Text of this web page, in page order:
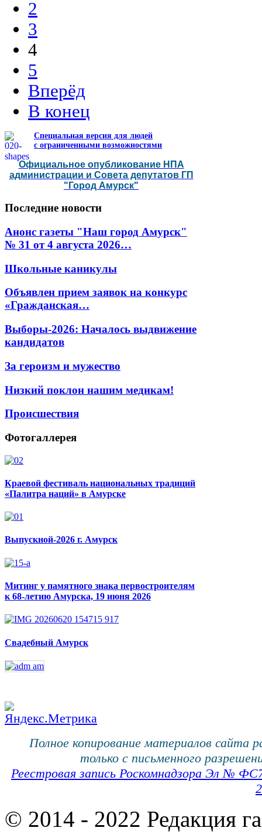
2
3
4
5
Вперёд
В конец
Специальная версия для людей
с ограниченными возможностями
Официальное опубликование НПА
администрации и Совета депутатов ГП
"Город Амурск"
Последние новости
Анонс газеты "Наш город Амурск"
№ 31 от 4 августа 2026…
Школьные каникулы
Объявлен прием заявок на конкурс
«Гражданская…
Выборы-2026: Началось выдвижение
кандидатов
За героизм и мужество
Низкий поклон нашим медикам!
Происшествия
Фотогаллерея
Краевой фестиваль национальных традиций
«Палитра наций» в Амурске
Выпускной-2026 г. Амурск
Митинг у памятного знака первостроителям
к 68-летию Амурска, 19 июня 2026
Свадебный Амурск
Полное копирование материалов сайта
только с письменного
Реестровая запись Роскомнадзора Эл №
© 2014 - 2022 Редакция